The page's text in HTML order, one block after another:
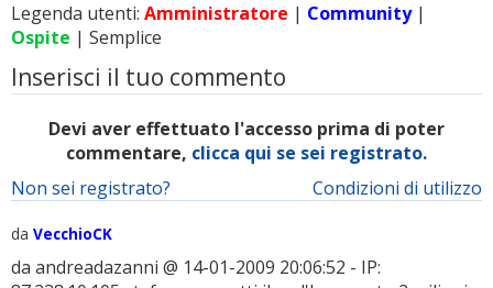
Legenda utenti: Amministratore | Community|
Ospite | Semplice
Inserisci il tuo commento
Devi aver effettuato l'accesso prima di poter
commentare, clicca qui se sei registrato.
Condizioni di utilizzo
Non sei registrato?
da VecchioCK
da andreadazanni @ 14-01-2009 20:06:52 - IP: